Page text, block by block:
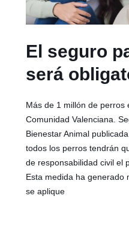
El seguro
será
Más de 1 millón de perros
Comunidad Valenciana.
Bienestar Animal
todos los perros tendrán
de responsabilidad civil el
Esta medida ha generado
se aplique